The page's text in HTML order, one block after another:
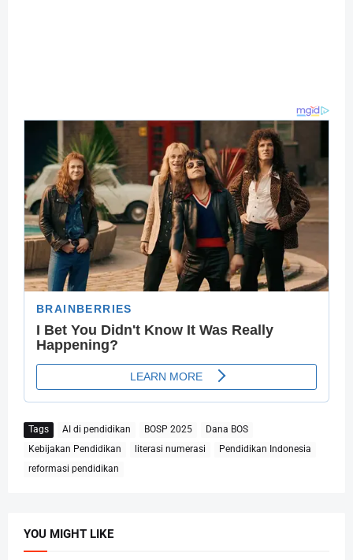
Tags AI di pendidikan BOSP 2025
Dana BOS
Kebijakan Pendidikan
literasi numerasi
Pendidikan Indonesia
reformasi pendidikan
YOU MIGHT LIKE